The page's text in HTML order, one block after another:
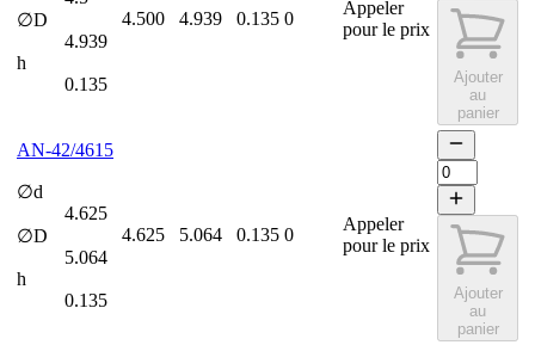
∅D
4.939
h
0.135
4.500 4.939 0.135 0
Appeler
pour le prix
Ajouter
au
panier
AN-42/4615
∅d
4.625
∅D
5.064
h
0.135
4.625 5.064 0.135 0
Appeler
pour le prix
Ajouter
au
panier